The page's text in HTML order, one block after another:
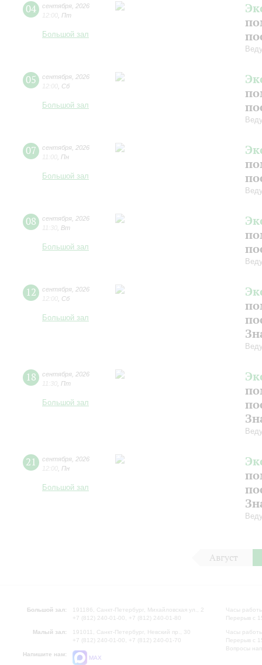
04 сентября 2026
12:00 Пт
Большой зал
05 сентября 2026
12:00 Сб
Большой зал
07 сентября 2026
11:00 Пн
Большой зал
08 сентября 2026
11:30 Вт
Большой зал
12 сентября 2026
12:00 Сб
Большой зал
18 сентября 2026
11:30 Пт
Большой зал
21 сентября 2026
12:00 Пн
Большой зал
Август
Большой зал:
191186, Санкт-Петербург, Михайловская ул., 2
+7 (812) 240-01-00, +7 (812) 240-01-80
Малый зал:
191011, Санкт-Петербург, Невский пр., 30
+7 (812) 240-01-00, +7 (812) 240-01-70
Напишите нам:
MAX
Часы
Перерыв с
Часы
Перерыв с
Вопросы